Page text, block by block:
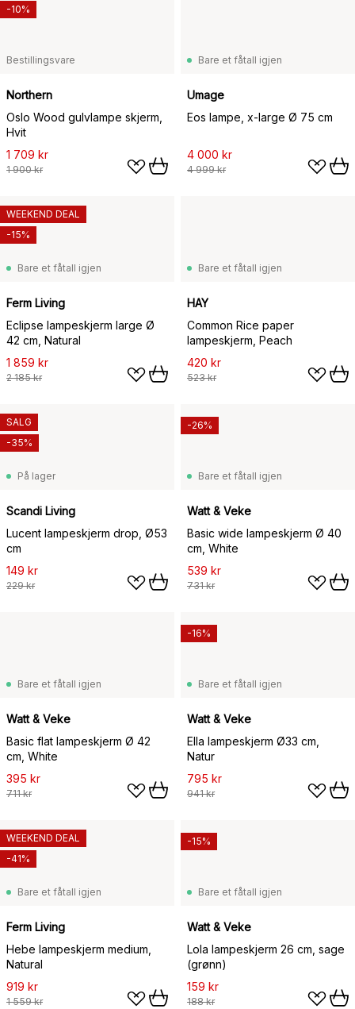
Bestillingsvare
Northern
Oslo Wood gulvlampe skjerm,
Hvit
1 709 kr
1 900 kr
-10%
Bare et fåtall igjen
Umage
Eos lampe, x-large Ø 75 cm
4 000 kr
4 999 kr
Bare et fåtall igjen
Ferm Living
Eclipse lampeskjerm large Ø
42 cm, Natural
1 859 kr
2 185 kr
WEEKEND DEAL
-15%
Bare et fåtall igjen
HAY
Common Rice paper
lampeskjerm, Peach
420 kr
523 kr
På lager
Scandi Living
Lucent lampeskjerm drop, Ø53
cm
149 kr
229 kr
SALG
-35%
Bare et fåtall igjen
Watt & Veke
Basic wide lampeskjerm Ø 40
cm, White
539 kr
731 kr
-26%
Bare et fåtall igjen
Watt & Veke
Basic flat lampeskjerm Ø 42
cm, White
395 kr
711 kr
Bare et fåtall igjen
Watt & Veke
Ella lampeskjerm Ø33 cm,
Natur
795 kr
941 kr
-16%
Bare et fåtall igjen
Ferm Living
Hebe lampeskjerm medium,
Natural
919 kr
1 559 kr
WEEKEND DEAL
-41%
Bare et fåtall igjen
Watt & Veke
Lola lampeskjerm 26 cm, sage
(grønn)
159 kr
188 kr
-15%